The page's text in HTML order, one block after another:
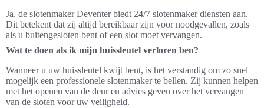
Ja, de slotenmaker Deventer biedt 24/7 slotenmaker diensten aan.
Dit betekent dat zij altijd bereikbaar zijn voor noodgevallen, zoals
als u buitengesloten bent of een slot moet vervangen.
Wat te doen als ik mijn huissleutel verloren ben?
Wanneer u uw huissleutel kwijt bent, is het verstandig om zo snel
mogelijk een professionele slotenmaker te bellen. Zij kunnen helpen
met het openen van de deur en advies geven over het vervangen
van de sloten voor uw veiligheid.